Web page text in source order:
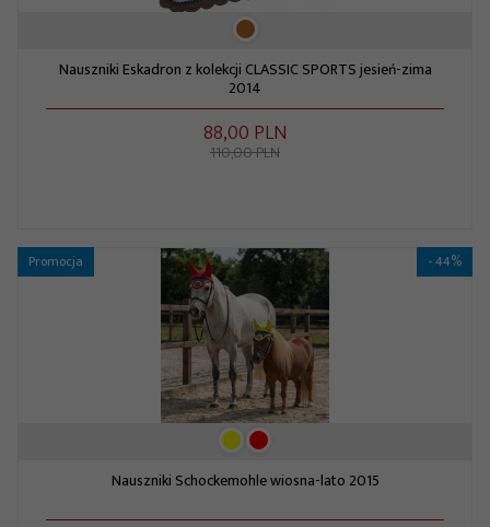
Nauszniki Eskadron z kolekcji CLASSIC SPORTS jesień-zima
2014
88,00 PLN
110,00 PLN
Promocja - 44%
Nauszniki Schockemohle wiosna-lato 2015